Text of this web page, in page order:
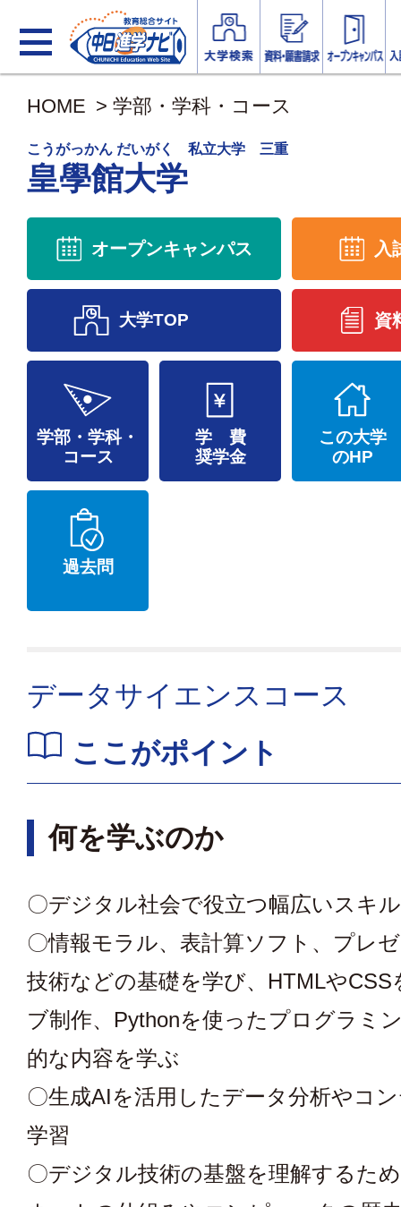
HOME > 学部・学科・コース
こうがっかん だいがく 私立大学 三重
皇學館大学
オープンキャンパス 入
資
大学TOP
学部・学科・
コース
学 費
奨学金
この大学
のHP
過去問
データサイエンスコース
ここがポイント
何を学ぶのか
〇デジタル社会で役立つ幅広いスキ
〇情報モラル、表計算ソフト、プレ
技術などの基礎を学び、HTMLや
ブ制作、Pythonを使ったプログラミ
的な内容を学ぶ
〇生成AIを活用したデータ分析やコ
学習
〇デジタル技術の基盤を理解するた